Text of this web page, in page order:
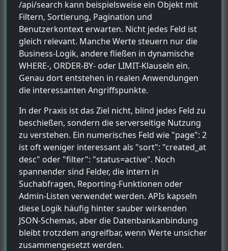
/api/search kann beispielsweise ein Objekt mit
Filtern, Sortierung, Pagination und
Benutzerkontext erwarten. Nicht jedes Feld ist
gleich relevant. Manche Werte steuern nur die
Business-Logik, andere fließen in dynamische
WHERE-, ORDER-BY- oder LIMIT-Klauseln ein.
Genau dort entstehen in realen Anwendungen
die interessanten Angriffspunkte.
In der Praxis ist das Ziel nicht, blind jedes Feld zu
beschießen, sondern die serverseitige Nutzung
zu verstehen. Ein numerisches Feld wie "page": 2
ist oft weniger interessant als "sort": "created_at
desc" oder "filter": "status=active". Noch
spannender sind Felder, die intern in
Suchabfragen, Reporting-Funktionen oder
Admin-Listen verwendet werden. APIs kapseln
diese Logik häufig hinter sauber wirkenden
JSON-Schemas, aber die Datenbankanbindung
bleibt trotzdem angreifbar, wenn Werte unsicher
zusammengesetzt werden.